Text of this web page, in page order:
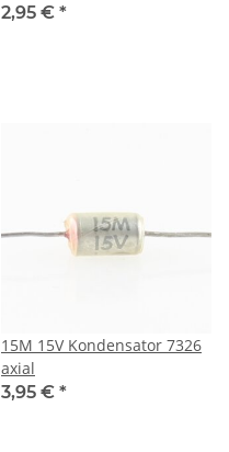
2,95 € *
15M 15V Kondensator 7326
axial
3,95 € *